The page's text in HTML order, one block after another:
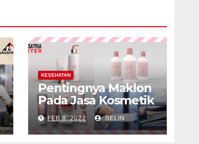
KESEHATAN
Pentingnya Maklon
Pada Jasa Kosmetik
FEB 8, 2022 SELIN